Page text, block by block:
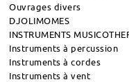
Ouvrages divers
DJOLIMOMES
INSTRUMENTS
Instruments à percussion
Instruments à cordes
Instruments à vent